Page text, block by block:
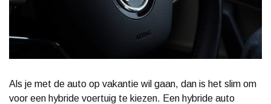
Als je met de auto op vakantie wil gaan, dan is het slim om
voor een hybride voertuig te kiezen. Een hybride auto